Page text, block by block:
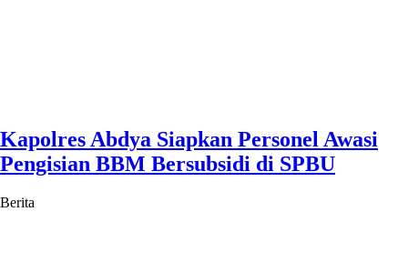
Kapolres Abdya Siapkan Personel Awasi
Pengisian BBM Bersubsidi di SPBU
Berita